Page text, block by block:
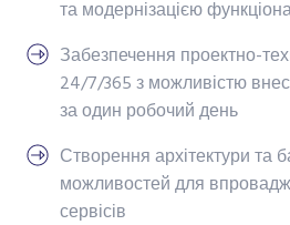
та модернізацією
Забезпечення проектно-
24/7/365 з можливістю
за один робочий день
Створення архітектури та
можливостей для
сервісів